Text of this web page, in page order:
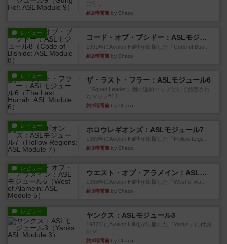
に付...
約2時間前 by Chaco
レビュー
コード・オブ・ブシドー：ASLモジュール8
1991年にAvalon Hill社が出版した『Code of Bus...
約2時間前 by Chaco
レビュー ザ・ラスト・フラー：ASLモジュール6
『Squad Leader』用の追加マップとして発売され
たマップ#11...
約2時間前 by Chaco
レビュー ホロウレギオンズ：ASLモジュール7
1989年にAvalon Hill社が出版した『Hollow Legi...
約3時間前 by Chaco
レビュー
ウエスト・オブ・アラメイン：ASLモジュール5
1988年にAvalon Hill社が出版した『West of Ala...
約3時間前 by Chaco
レビュー ヤンクス：ASLモジュール3
1987年にAvalon Hill社が出版した『Yanks』に付属
のマ...
約3時間前 by Chaco